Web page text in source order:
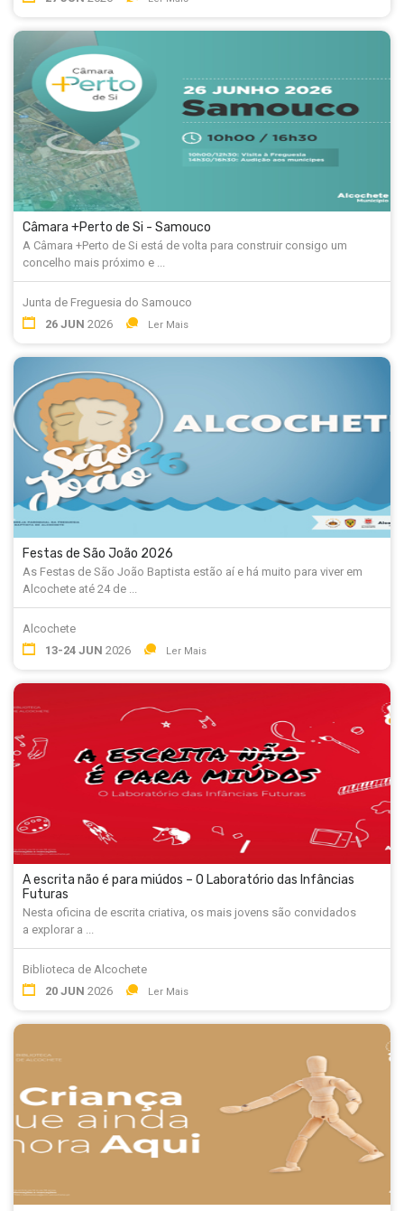
Câmara +Perto de Si - Samouco
A Câmara +Perto de Si está de volta para construir consigo um
concelho mais próximo e ...
Junta de Freguesia do Samouco
26 JUN 2026 Ler Mais
Festas de São João 2026
As Festas de São João Baptista estão aí e há muito para viver em
Alcochete até 24 de ...
Alcochete
13-24 JUN 2026 Ler Mais
A escrita não é para miúdos – O Laboratório das Infâncias
Futuras
Nesta oficina de escrita criativa, os mais jovens são convidados
a explorar a ...
Biblioteca de Alcochete
20 JUN 2026 Ler Mais